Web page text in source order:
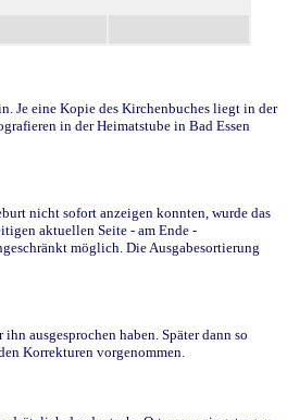
Je eine Kopie des Kirchenbuches liegt in der
in der Heimatstube in Bad Essen
nicht sofort anzeigen konnten, wurde das
aktuellen Seite - am Ende -
möglich. Die Ausgabesortierung
ausgesprochen haben. Später dann so
Korrekturen vorgenommen.